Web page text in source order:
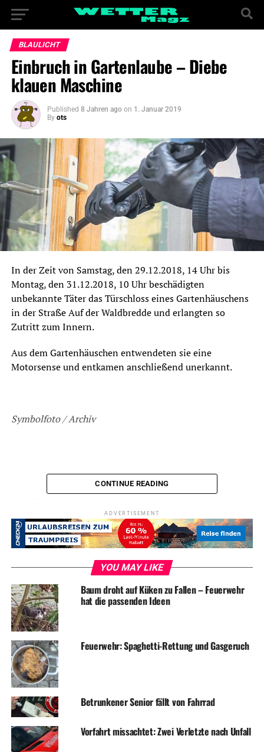
BLAULICHT
Einbruch in Gartenlaube – Diebe
klauen Maschine
Published 8 Jahren ago on 1. Januar 2019
By ots
In der Zeit von Samstag, den 29.12.2018, 14 Uhr bis
Montag, den 31.12.2018, 10 Uhr beschädigten
unbekannte Täter das Türschloss eines Gartenhäuschens
in der Straße Auf der Waldbredde und erlangten so
Zutritt zum Innern.
Aus dem Gartenhäuschen entwendeten sie eine
Motorsense und entkamen anschließend unerkannt.
Symbolfoto / Archiv
ADVERTISEMENT
UP NEXT
Nachbar überrascht Wohnungseinbrecher
Guten Rutsch und alles Gute für 2019!
CONTINUE READING
ADVERTISEMENT
YOU MAY LIKE
Baum droht auf Küken zu Fallen – Feuerwehr
hat die passenden Ideen
Feuerwehr: Spaghetti-Rettung und Gasgeruch
Betrunkener Senior fällt von Fahrrad
Vorfahrt missachtet: Zwei Verletzte nach Unfall